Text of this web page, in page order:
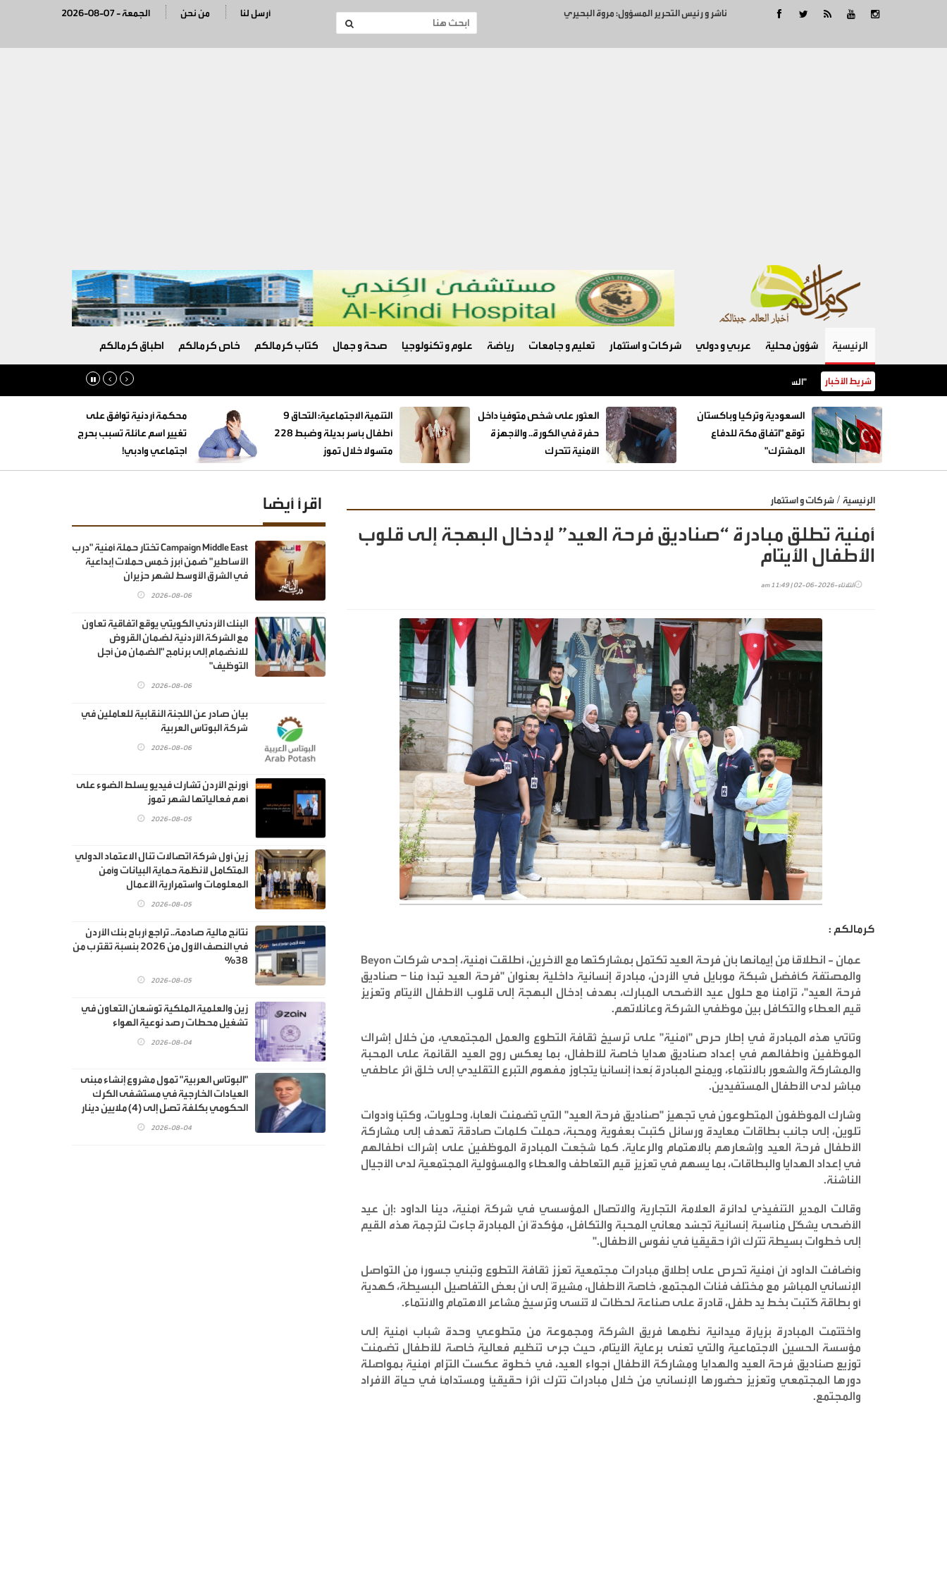
ناشر و رئيس التحرير المسؤول: مروة البحيري 2026-08-07 - الجمعة من نحن أرسل لنا
الرئيسية شؤون محلية عربي و دولي شركات و استثمار تعليم و جامعات رياضة علوم و تكنولوجيا صحة و جمال كتاب كرمالكم خاص كرمالكم اطباق كرمالكم
شريط الأخبار السعودية وتركيا وباكستان توقع "اتفاق مكة للدفاع المشترك"
السعودية وتركيا وباكستان
توقع "اتفاق مكة للدفاع
المشترك"
العثور على شخص متوفيًا داخل
حفرة في الكورة.. والأجهزة
الأمنية تتحرك
‏التنمية الاجتماعية: التحاق 9
أطفال بأسر بديلة وضبط 228
متسولا خلال تموز
محكمة أردنية توافق على
تغيير اسم عائلة تسبب بحرج
اجتماعي وادبي!
الرئيسية / شركات و استثمار
أمنية تطلق مبادرة “صناديق فرحة العيد” لإدخال البهجة إلى قلوب
الأطفال الأيتام
الثلاثاء-2026-06-02 | 11:49 am
كرمالكم :
عمان - انطلاقاً من إيمانها بأن فرحة العيد تكتمل بمشاركتها مع الآخرين، أطلقت أمنية، إحدى شركات
والمصنّفة كأفضل شبكة موبايل في الأردن، مبادرة إنسانية داخلية بعنوان "فرحة العيد تبدأ منا – صناديق
فرحة العيد"، تزامناً مع حلول عيد الأضحى المبارك، بهدف إدخال البهجة إلى قلوب الأطفال الأيتام وتعزيز
قيم العطاء والتكافل بين موظفي الشركة وعائلاتهم.
وتأتي هذه المبادرة في إطار حرص "أمنية" على ترسيخ ثقافة التطوع والعمل المجتمعي، من خلال إشراك
الموظفين وأطفالهم في إعداد صناديق هدايا خاصة للأطفال، بما يعكس روح العيد القائمة على المحبة
والمشاركة والشعور بالانتماء، ويمنح المبادرة بُعداً إنسانياً يتجاوز مفهوم التبرع التقليدي إلى خلق أثر عاطفي
مباشر لدى الأطفال المستفيدين.
وشارك الموظفون المتطوعون في تجهيز "صناديق فرحة العيد" التي تضمنت ألعاباً، وحلويات، وكتباً وأدوات
تلوين، إلى جانب بطاقات معايدة ورسائل كتبت بعفوية ومحبة، حملت كلمات صادقة تهدف إلى مشاركة
الأطفال فرحة العيد وإشعارهم بالاهتمام والرعاية. كما شجّعت المبادرة الموظفين على إشراك أطفالهم
في إعداد الهدايا والبطاقات، بما يسهم في تعزيز قيم التعاطف والعطاء والمسؤولية المجتمعية لدى الأجيال
الناشئة.
وقالت المدير التنفيذي لدائرة العلامة التجارية والاتصال المؤسسي في شركة أمنية، دينا الداود :إن عيد
الأضحى يشكّل مناسبة إنسانية تجسّد معاني المحبة والتكافل، مؤكدةً أن المبادرة جاءت لترجمة هذه القيم
إلى خطوات بسيطة تترك أثراً حقيقياً في نفوس الأطفال."
وأضافت الداود أن أمنية تحرص على إطلاق مبادرات مجتمعية تعزز ثقافة التطوع وتبني جسوراً من التواصل
الإنساني المباشر مع مختلف فئات المجتمع، خاصة الأطفال، مشيرةً إلى أن بعض التفاصيل البسيطة، كهدية
أو بطاقة كُتبت بخط يد طفل، قادرة على صناعة لحظات لا تُنسى وترسيخ مشاعر الاهتمام والانتماء.
واختُتمت المبادرة بزيارة ميدانية نظمها فريق الشركة ومجموعة من متطوعي وحدة شباب أمنية إلى
مؤسسة الحسين الاجتماعية والتي تعنى برعاية الأيتام، حيث جرى تنظيم فعالية خاصة للأطفال تضمنت
توزيع صناديق فرحة العيد والهدايا ومشاركة الأطفال أجواء العيد، في خطوة عكست التزام أمنية بمواصلة
دورها المجتمعي وتعزيز حضورها الإنساني من خلال مبادرات تترك أثراً حقيقياً ومستداماً في حياة الأفراد
والمجتمع.
اقرأ أيضا
Campaign Middle East تختار حملة أمنية "درب
الأساطير" ضمن أبرز خمس حملات إبداعية
في الشرق الأوسط لشهر حزيران
2026-08-06
البنك الأردني الكويتي يوقع اتفاقية تعاون
مع الشركة الأردنية لضمان القروض
للانضمام إلى برنامج "الضمان من أجل
التوظيف"
2026-08-06
بيان صادر عن اللجنة النقابية للعاملين في
شركة البوتاس العربية
2026-08-06
أورنج الأردن تشارك فيديو يسلط الضوء على
أهم فعالياتها لشهر تموز
2026-08-05
زين أول شركة اتصالات تنال الاعتماد الدولي
المتكامل لأنظمة حماية البيانات وأمن
المعلومات واستمرارية الأعمال
2026-08-05
نتائج مالية صادمة.. تراجع أرباح بنك الأردن
في النصف الأول من 2026 بنسبة تقترب من
38%
2026-08-05
زين والعلمية الملكية توسّعان التعاون في
تشغيل محطات رصد نوعية الهواء
2026-08-04
"البوتاس العربية" تمول مشروع إنشاء مبنى
العيادات الخارجية في مستشفى الكرك
الحكومي بكلفة تصل إلى (4) ملايين دينار
2026-08-04